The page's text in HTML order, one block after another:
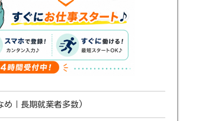
め｜長期就業者多数)